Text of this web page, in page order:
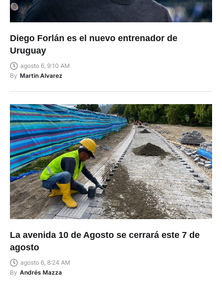
Diego Forlán es el nuevo entrenador de
Uruguay
agosto 6, 9:10 AM
By Martin Alvarez
La avenida 10 de Agosto se cerrará este 7 de
agosto
agosto 6, 8:24 AM
By Andrés Mazza